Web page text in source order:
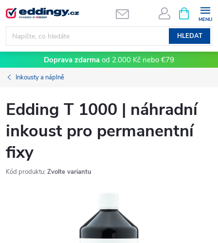
Přejít
na
obsah
HLEDAT
NÁKUPNÍ
KOŠÍK
Doprava zdarma od 2.000 Kč nebo €79
Inkousty a náplně
Edding T 1000 | náhradní
inkoust pro permanentní
fixy
Kód produktu: Zvolte variantu